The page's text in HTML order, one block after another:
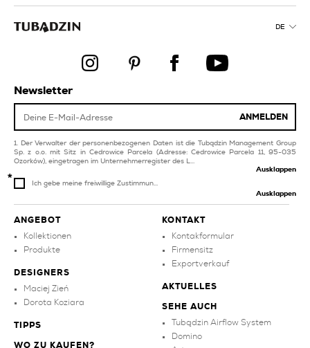
orange küchenfliesen
marineblaue
kollektionen
badezimmerfliesen
DE
ANGEBOT
Kollektionen
Produkte
DESIGNERS
Maciej Zień
Dorota Koziara
TIPPS
WO ZU KAUFEN?
KONTAKT
Kontakformular
Firmensitz
Exportverkauf
AKTUELLES
SEHE AUCH
Tubądzin Airflow System
Domino
Newsletter
ANMELDEN
Der Verwalter der personenbezogenen Daten ist die Tubądzin Management Group
Sp. z o.o. mit Sitz in Cedrowice Parcela (Adresse: Cedrowice Parcela 11, 95-035
Ozorków), eingetragen im Unternehmerregister des L...
Ausklappen
Ich gebe meine freiwillige Zustimmun...
Ausklappen